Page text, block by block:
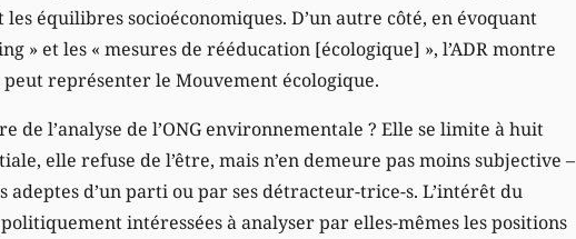
équilibres socioéconomiques. D’un autre côté, en évoquant
» et les « mesures de rééducation [écologique] », l’ADR montre
représenter le Mouvement écologique.
de l’analyse de l’ONG environnementale ? Elle se limite à huit
elle refuse de l’être, mais n’en demeure pas moins subjective –
adeptes d’un parti ou par ses détracteur-trice-s. L’intérêt du
intéressées à analyser par elles-mêmes les positions